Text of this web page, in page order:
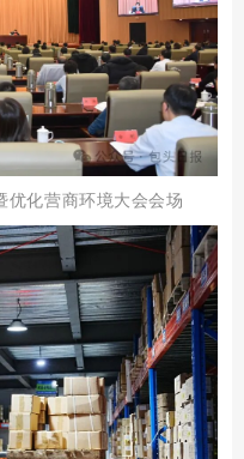
化营商环境大会会场